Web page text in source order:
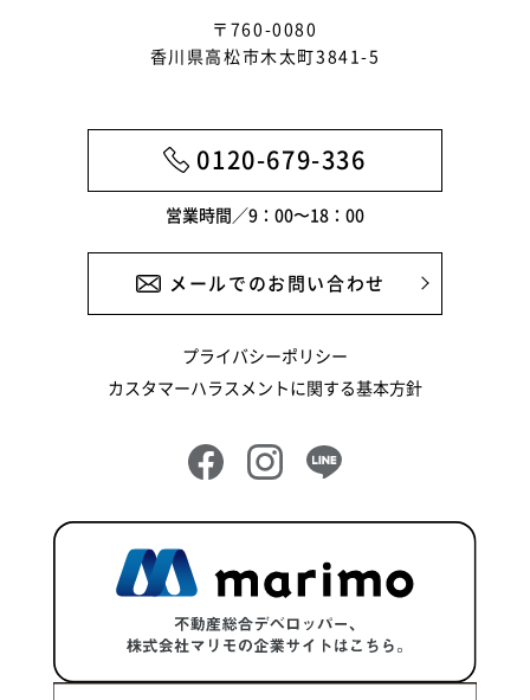
2024年11月
2024年9月
2024年8月
2024年6月
2024年5月
2024年4月
2024年3月
2024年1月
2023年12月
2023年11月
2023年10月
〒760-0080
香川県高松市木太町3841-5
0120-679-336
営業時間／9：00〜18：00
メールでのお問い合わせ
プライバシーポリシー
カスタマーハラスメントに関する基本方針